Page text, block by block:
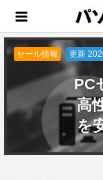
セール情報 更新
PC
高
を